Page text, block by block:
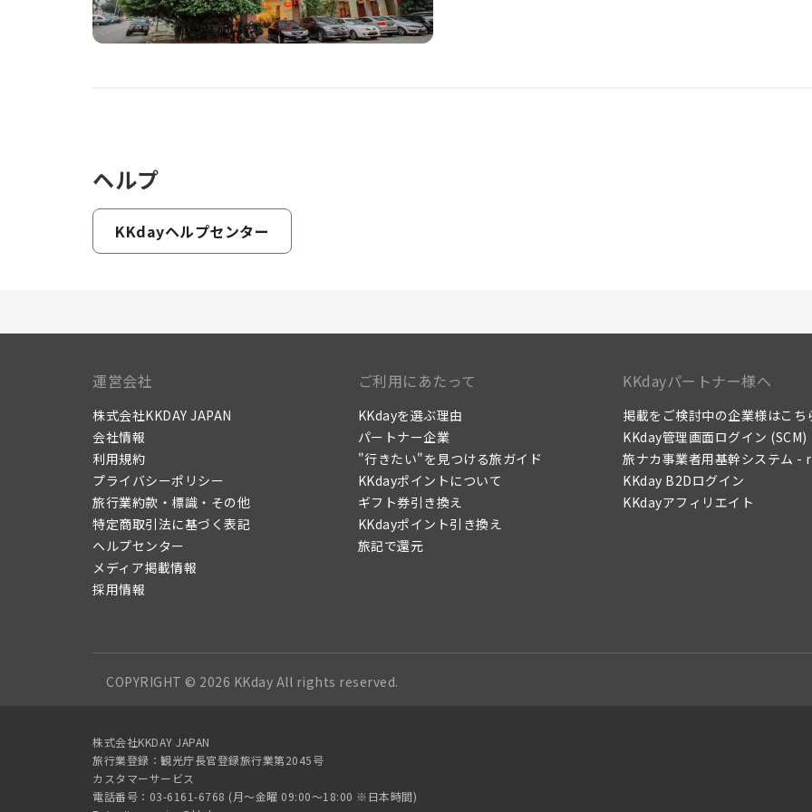
ヘルプ
KKdayヘルプセンター
運営会社
株式会社KKDAY JAPAN
会社情報
利用規約
プライバシーポリシー
旅行業約款・標識・その他
特定商取引法に基づく表記
ヘルプセンター
メディア掲載情報
採用情報
ご利用にあたって
KKdayを選ぶ理由
パートナー企業
"行きたい"を見つける旅ガイド
KKdayポイントについて
ギフト券引き換え
KKdayポイント引き換え
旅記で還元
KKdayパートナー様へ
掲載をご検討中の企業様はこち
KKday管理画面ログイン (SCM)
旅ナカ事業者用基幹システム -
KKday B2Dログイン
KKdayアフィリエイト
COPYRIGHT © 2026 KKday All rights reserved.
株式会社KKDAY JAPAN
旅行業登録：観光庁長官登録旅行業第2045号
カスタマーサービス
電話番号：03-6161-6768 (月〜金曜 09:00〜18:00 ※日本時間)